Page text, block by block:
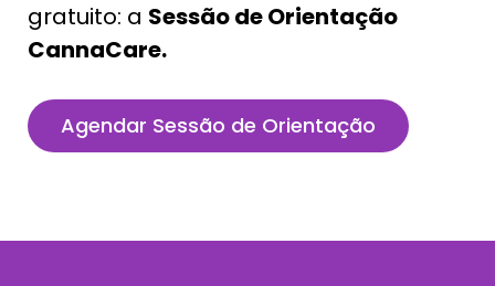
gratuito: a Sessão de Orientação
CannaCare.
Agendar Sessão de Orientação